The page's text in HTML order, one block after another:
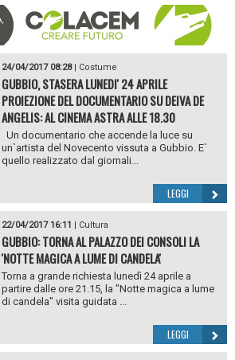
24/04/2017 08:28| Costume
GUBBIO, STASERA LUNEDI' 24 APRILE
PROIEZIONE DEL DOCUMENTARIO SU DEIVA DE
ANGELIS: AL CINEMA ASTRA ALLE 18.30
Un documentario che accende la luce su
un`artista del Novecento vissuta a Gubbio. E`
quello realizzato dal giornali...
LEGGI
22/04/2017 16:11 | Cultura
GUBBIO: TORNA AL PALAZZO DEI CONSOLI LA
'NOTTE MAGICA A LUME DI CANDELA'
Torna a grande richiesta lunedì 24 aprile a
partire dalle ore 21.15, la "Notte magica a lume
di candela" visita guidata ...
LEGGI